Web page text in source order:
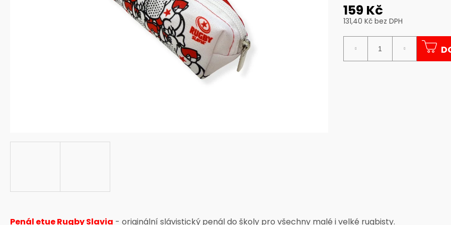
159 Kč
131,40 Kč bez DPH
cena:
Penál etue Rugby Slavia - originální slávistický penál do školy pro všechny malé i velké rugbisty.